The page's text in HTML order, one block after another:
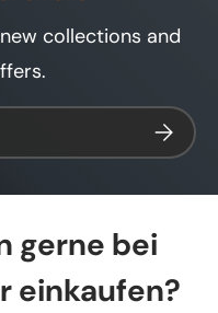
collections and
gerne bei
einkaufen?